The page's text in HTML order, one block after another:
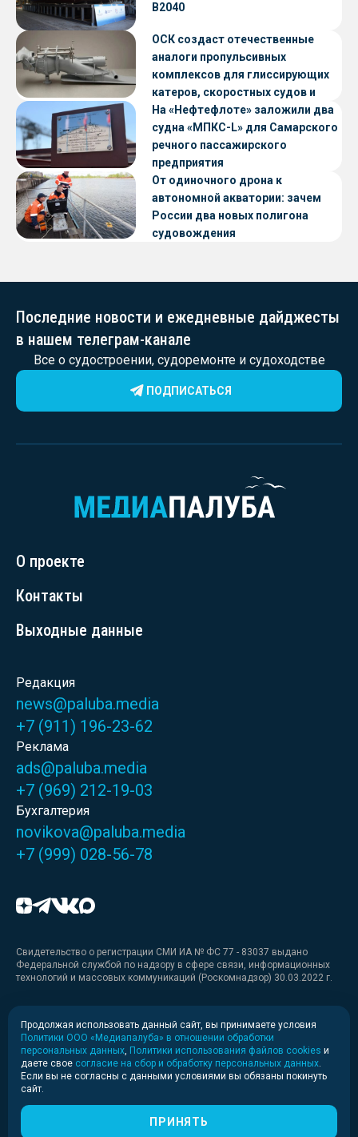
В2040
ОСК создаст отечественные
аналоги пропульсивных
комплексов для глиссирующих
катеров, скоростных судов и
судов с малой осадкой
На «Нефтефлоте» заложили два
судна «МПКС-L» для Самарского
речного пассажирского
предприятия
От одиночного дрона к
автономной акватории: зачем
России два новых полигона
судовождения
Последние новости и ежедневные дайджесты
в нашем телеграм-канале
Все о судостроении, судоремонте и судоходстве
ПОДПИСАТЬСЯ
О проекте
Контакты
Выходные данные
Редакция
news@paluba.media
+7 (911) 196-23-62
Реклама
ads@paluba.media
+7 (969) 212-19-03
Бухгалтерия
novikova@paluba.media
+7 (999) 028-56-78
Свидетельство о регистрации СМИ ИА № ФС 77 - 83037 выдано
Федеральной службой по надзору в сфере связи, информационных
технологий и массовых коммуникаций (Роскомнадзор) 30.03.2022 г.
Медиакит
Медиакит для печати
Политика конфиденциальности
© 2020-2026 Информационное агентство «Медиапалуба»
Продолжая использовать данный сайт, вы принимаете условия
Политики ООО «Медиапалуба» в отношении обработки
персональных данных Политики использования файлов cookies и
даете свое согласие на сбор и обработку персональных данных
Если вы не согласны с данными условиями вы обязаны покинуть
сайт.
ПРИНЯТЬ